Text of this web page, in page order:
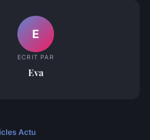
E
ECRIT PAR
Eva
Actu